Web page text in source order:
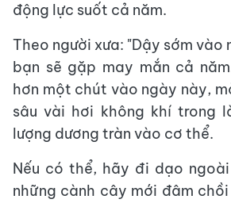
động lực suốt cả năm.
Theo người xưa: "Dậy sớm vào
bạn sẽ gặp may mắn cả
hơn một chút vào ngày này,
sâu vài hơi không khí trong
lượng dương tràn vào cơ thể.
Nếu có thể, hãy đi dạo
những cành cây mới đâm